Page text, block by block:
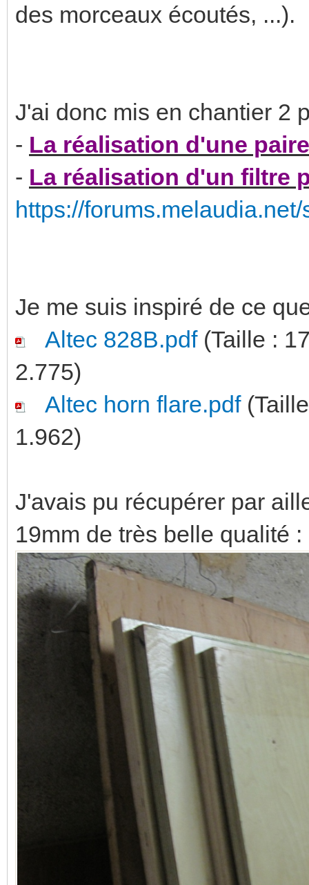
des morceaux écoutés, ...).
J'ai donc mis en chantier 2
- La réalisation d'une
- La réalisation d'un filtre
https://
Je me suis inspiré de ce
Altec 828B.pdf(Taille :
2.775)
Altec horn flare.pdf
1.962)
J'avais pu récupérer par
19mm de très belle qualité :